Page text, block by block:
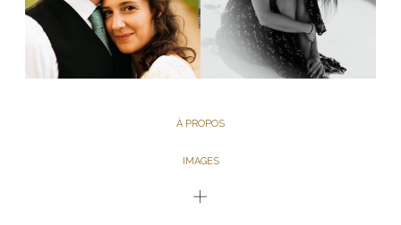
À PROPOS
IMAGES